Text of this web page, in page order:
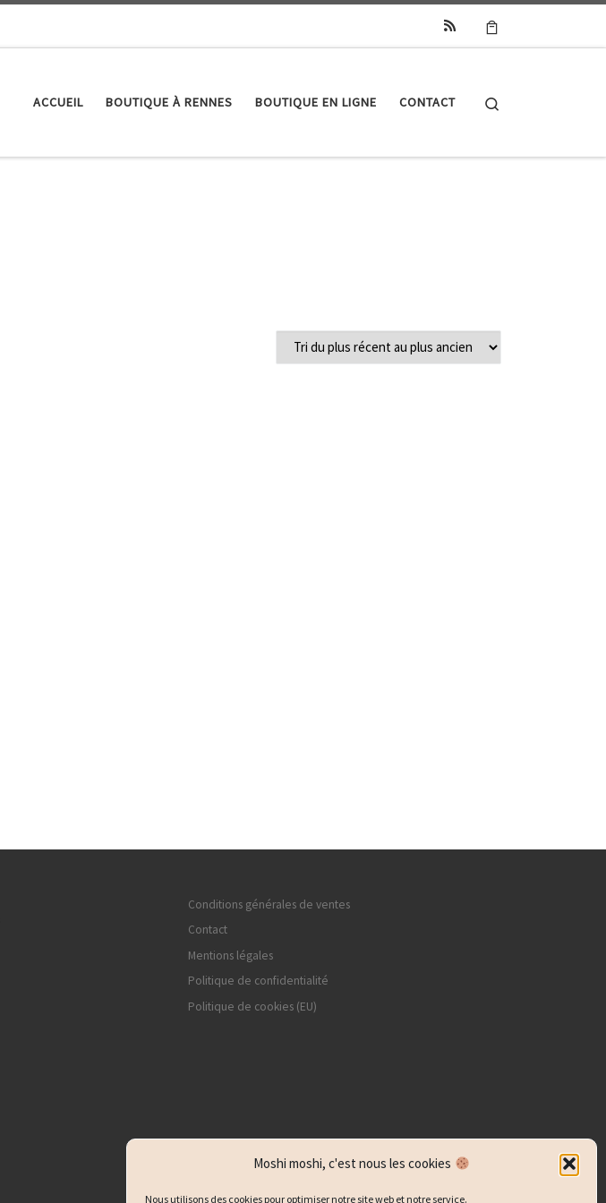
Moshi moshi, c'est nous les cookies
Nous utilisons des cookies pour optimiser notre site web et notre service.
ACCUEIL BOUTIQUE À RENNES BOUTIQUE EN LIGNE CONTACT
Conditions générales de ventes
Contact
Mentions légales
Politique de confidentialité
Politique de cookies (EU)